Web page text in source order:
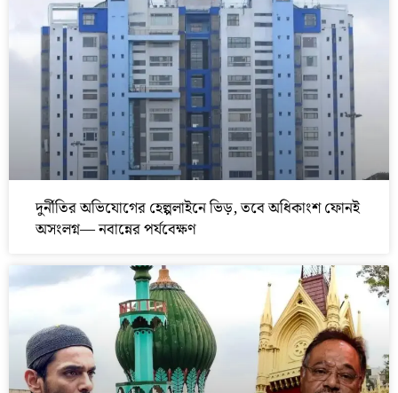
দুর্নীতির অভিযোগের হেল্পলাইনে ভিড়, তবে অধিকাংশ ফোনই
অসংলগ্ন— নবান্নের পর্যবেক্ষণ